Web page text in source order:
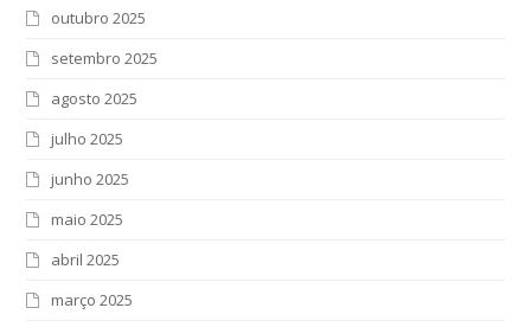
outubro 2025
setembro 2025
agosto 2025
julho 2025
junho 2025
maio 2025
abril 2025
março 2025